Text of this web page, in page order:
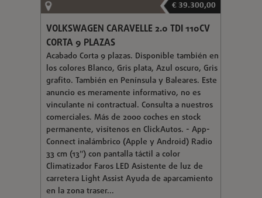
€ 39.300,00
VOLKSWAGEN CARAVELLE 2.0 TDI 110CV
CORTA 9 PLAZAS
Acabado Corta 9 plazas. Disponible también en
los colores Blanco, Gris plata, Azul oscuro, Gris
grafito. También en Península y Baleares. Este
anuncio es meramente informativo, no es
vinculante ni contractual. Consulta a nuestros
comerciales. Más de 2000 coches en stock
permanente, visítenos en ClickAutos. - App-
Connect inalámbrico (Apple y Android) Radio
33 cm (13") con pantalla táctil a color
Climatizador Faros LED Asistente de luz de
carretera Light Assist Ayuda de aparcamiento
en la zona traser...